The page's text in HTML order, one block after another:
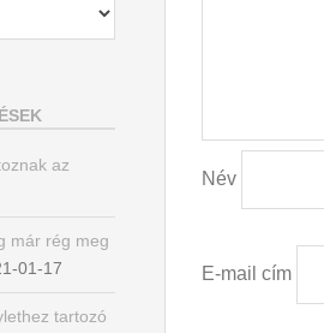
Név
E-mail cím
az
már rég meg
01-17
tartozó